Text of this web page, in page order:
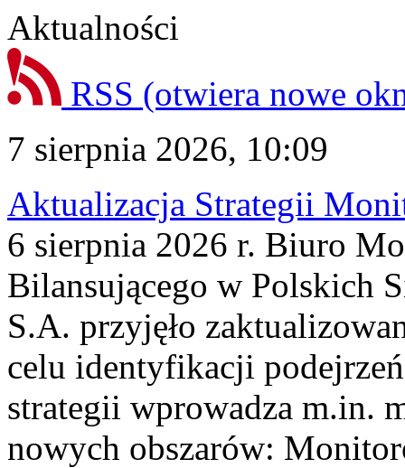
Aktualności
RSS (otwiera nowe
7 sierpnia 2026, 10:09
Aktualizacja Strategii
6 sierpnia 2026 r. Biuro
Bilansującego w Polskich
S.A. przyjęło
celu identyfikacji
strategii wprowadza m.in.
nowych obszarów: